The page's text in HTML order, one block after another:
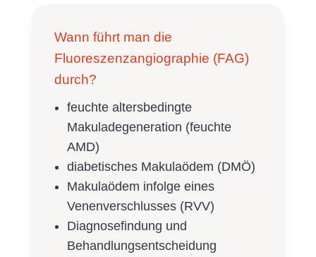
Wann führt man die
Fluoreszenzangiographie (FAG)
durch?
feuchte altersbedingte
Makuladegeneration (feuchte
AMD)
diabetisches Makulaödem (DMÖ)
Makulaödem infolge eines
Venenverschlusses (RVV)
Diagnosefindung und
Behandlungsentscheidung